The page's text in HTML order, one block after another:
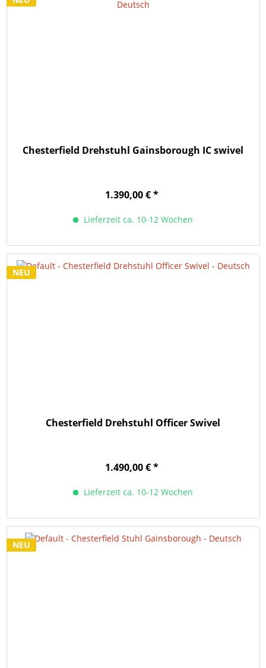
Chesterfield Drehstuhl Gainsborough IC swivel
1.390,00 € *
Lieferzeit ca. 10-12 Wochen
NEU
Chesterfield Drehstuhl Officer Swivel
1.490,00 € *
Lieferzeit ca. 10-12 Wochen
NEU